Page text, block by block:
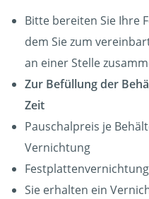
Bitte bereiten Sie Ihre
dem Sie zum
an einer Stelle
Zur Befüllung der
Zeit
Pauschalpreis je
Vernichtung
Sie erhalten ein